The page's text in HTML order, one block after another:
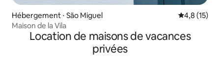
Hébergement ⋅ São Miguel Évaluation
4,8 (15)
Maison de la Vila
Location de maisons de vacances
privées